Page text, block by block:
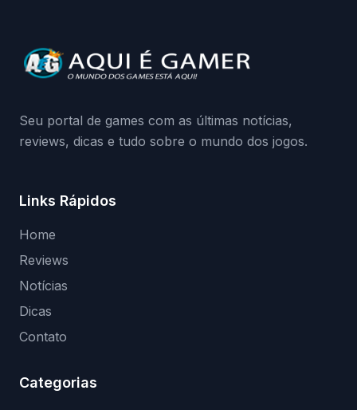
da Playground: negação do preload,
medidas contra acessos não autorizados
Seu portal de games com as últimas notícias,
reviews, dicas e tudo sobre o mundo dos jogos.
Links Rápidos
Home
Reviews
Notícias
Dicas
Contato
Categorias